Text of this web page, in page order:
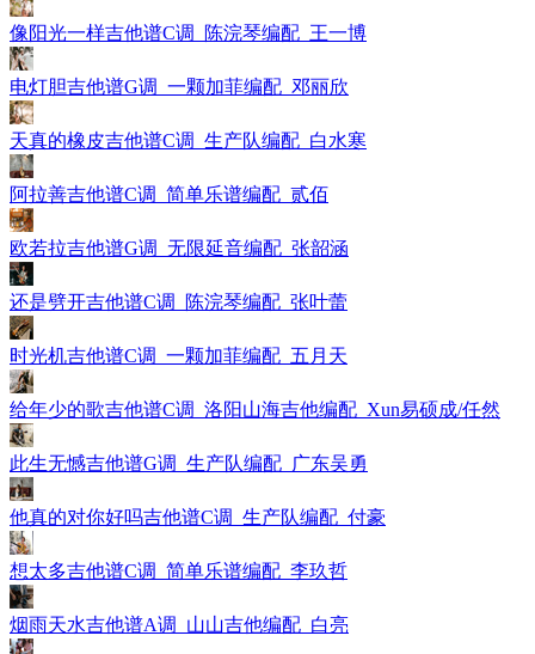
像阳光一样吉他谱C调_陈浣琴编配_王一博
电灯胆吉他谱G调_一颗加菲编配_邓丽欣
天真的橡皮吉他谱C调_生产队编配_白水寒
阿拉善吉他谱C调_简单乐谱编配_贰佰
欧若拉吉他谱G调_无限延音编配_张韶涵
还是劈开吉他谱C调_陈浣琴编配_张叶蕾
时光机吉他谱C调_一颗加菲编配_五月天
给年少的歌吉他谱C调_洛阳山海吉他编配_Xun易硕成/任然
此生无憾吉他谱G调_生产队编配_广东吴勇
他真的对你好吗吉他谱C调_生产队编配_付豪
想太多吉他谱C调_简单乐谱编配_李玖哲
烟雨天水吉他谱A调_山山吉他编配_白亮